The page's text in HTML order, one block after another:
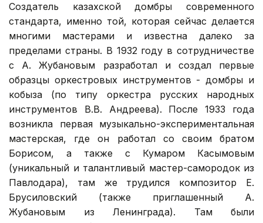
Создатель казахской домбры современного
стандарта, именно той, которая сейчас делается
многими мастерами и известна далеко за
пределами страны. В 1932 году в сотрудничестве
с А. Жубановым разработал и создал первые
образцы оркестровых инструментов - домбры и
кобыза (по типу оркестра русских народных
инструментов В.В. Андреева). После 1933 года
возникла первая музыкально-экспериментальная
мастерская, где он работал со своим братом
Борисом, а также с Кумаром Касымовым
(уникальный и талантливый мастер-самородок из
Павлодара), там же трудился композитор Е.
Брусиловский (также приглашенный А.
Жубановым из Ленинграда). Там были